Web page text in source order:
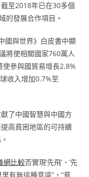
至2018年已在30多個
的發展合作項目。
國與世界》白皮書中顯
將使相關國家760萬人
參與國貿易增長2.8%
收入增加0.7%至
了中國智慧與中國方
高貧困地區的可持續
網比較否實現‘先飛’、‘先
里有無這種意識”，“貧